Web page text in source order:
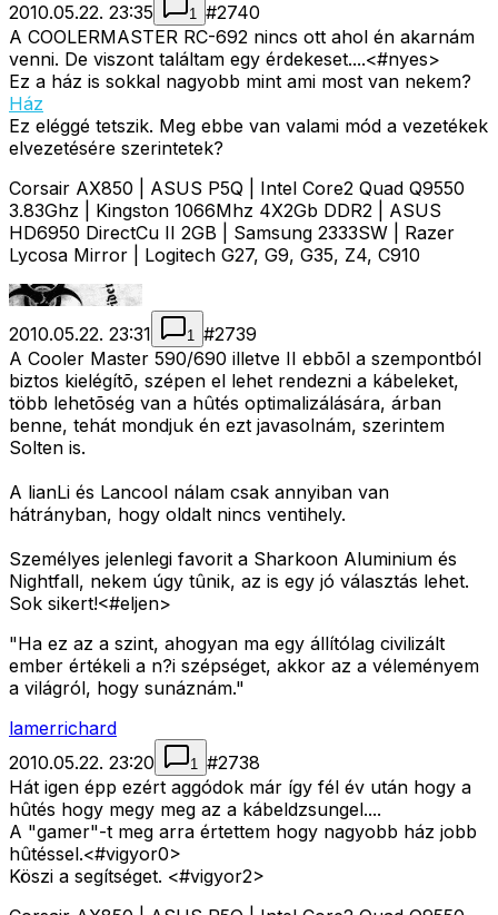
2010.05.22. 23:35
1 #2740
A COOLERMASTER RC-692 nincs ott ahol én akarnám
venni. De viszont találtam egy érdekeset....<#nyes>
Ez a ház is sokkal nagyobb mint ami most van nekem?
Ház
Ez eléggé tetszik. Meg ebbe van valami mód a vezetékek
elvezetésére szerintetek?
Corsair AX850 | ASUS P5Q | Intel Core2 Quad Q9550
3.83Ghz | Kingston 1066Mhz 4X2Gb DDR2 | ASUS
HD6950 DirectCu II 2GB | Samsung 2333SW | Razer
Lycosa Mirror | Logitech G27, G9, G35, Z4, C910
2010.05.22. 23:31 1 #2739
A Cooler Master 590/690 illetve II ebbõl a szempontból
biztos kielégítõ, szépen el lehet rendezni a kábeleket,
több lehetõség van a hûtés optimalizálására, árban
benne, tehát mondjuk én ezt javasolnám, szerintem
Solten is.
A lianLi és Lancool nálam csak annyiban van
hátrányban, hogy oldalt nincs ventihely.
Személyes jelenlegi favorit a Sharkoon Aluminium és
Nightfall, nekem úgy tûnik, az is egy jó választás lehet.
Sok sikert!<#eljen>
"Ha ez az a szint, ahogyan ma egy állítólag civilizált
ember értékeli a n?i szépséget, akkor az a véleményem
a világról, hogy sunáznám."
lamerrichard
2010.05.22. 23:20
1 #2738
Hát igen épp ezért aggódok már így fél év után hogy a
hûtés hogy megy meg az a kábeldzsungel....
A "gamer"-t meg arra értettem hogy nagyobb ház jobb
hûtéssel.<#vigyor0>
Köszi a segítséget. <#vigyor2>